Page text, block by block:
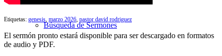
Búsqueda de Sermones
Etiquetas: genesis marzo 2026 pastor david rodriguez
El sermón pronto estará disponible para ser descargado en formatos
de audio y PDF.